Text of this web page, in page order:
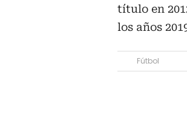
título en
los años
Fútbol